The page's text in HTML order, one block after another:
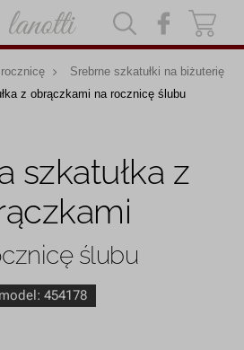
Srebrne szkatułki na biżuterię
z obrączkami na rocznicę ślubu
szkatułka z
ślubu
model:454178